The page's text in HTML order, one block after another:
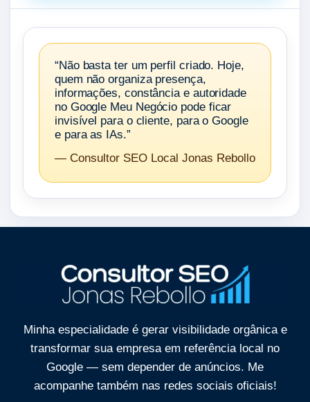
“Não basta ter um perfil criado. Hoje,
quem não organiza presença,
informações, constância e autoridade
no Google Meu Negócio pode ficar
invisível para o cliente, para o Google
e para as IAs.”
— Consultor SEO Local Jonas Rebollo
Minha especialidade é gerar visibilidade orgânica e
transformar sua empresa em referência local no
Google — sem depender de anúncios. Me
acompanhe também nas redes sociais oficiais!